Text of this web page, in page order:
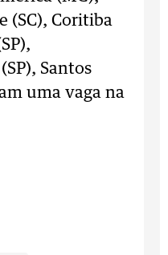
(SC), Coritiba
Santos
uma vaga na